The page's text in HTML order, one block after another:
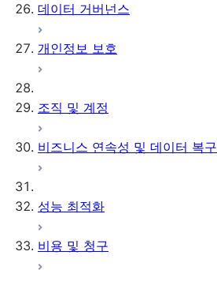
데이터 거버넌스
개인정보 보호
조직 및 계정
비즈니스 연속성 및 데이터 복구
성능 최적화
비용 및 청구